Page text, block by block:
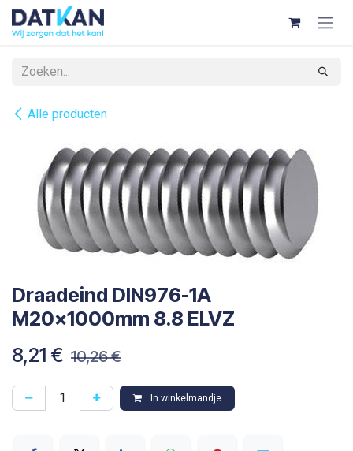
Overslaan naar inhoud
Alle producten
Draadeind DIN976-1A
M20x1000mm 8.8 ELVZ
8,21 € 10,26€
In winkelmandje